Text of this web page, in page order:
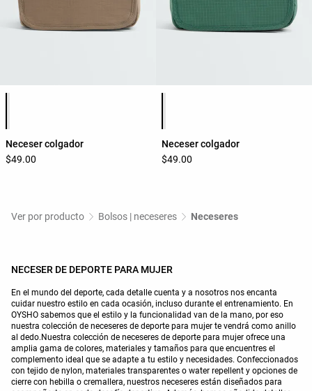
Neceser colgador
$49.00
Neceser colgador
$49.00
Ver por producto Bolsos | neceseres Neceseres
NECESER DE DEPORTE PARA MUJER
En el mundo del deporte, cada detalle cuenta y a nosotros nos encanta
cuidar nuestro estilo en cada ocasión, incluso durante el entrenamiento. En
OYSHO sabemos que el estilo y la funcionalidad van de la mano, por eso
nuestra colección de neceseres de deporte para mujer te vendrá como anillo
al dedo.Nuestra colección de neceseres de deporte para mujer ofrece una
amplia gama de colores, materiales y tamaños para que encuentres el
complemento ideal que se adapte a tu estilo y necesidades. Confeccionados
con tejido de nylon, materiales transparentes o water repellent y opciones de
cierre con hebilla o cremallera, nuestros neceseres están diseñados para